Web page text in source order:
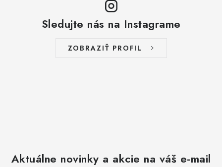
Sledujte nás na Instagrame
ZOBRAZIŤ PROFIL
Aktuálne novinky a akcie na váš e-mail